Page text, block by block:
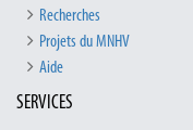
Recherches
Projets du MNHV
Aide
SERVICES